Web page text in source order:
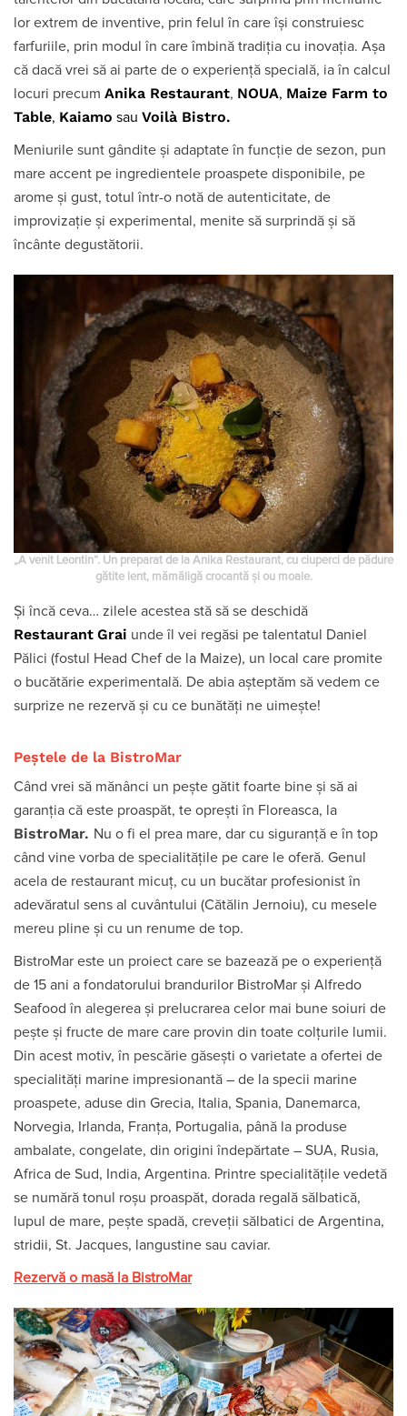
lor extrem de inventive, prin felul în care își construiesc
farfuriile, prin modul în care îmbină tradiția cu inovația. Așa
că dacă vrei să ai parte de o experiență specială, ia în calcul
locuri precum Anika Restaurant, NOUA, Maize Farm to
Table, Kaiamo sau Voilà Bistro.
Meniurile sunt gândite și adaptate în funcție de sezon, pun
mare accent pe ingredientele proaspete disponibile, pe
arome și gust, totul într-o notă de autenticitate, de
improvizație și experimental, menite să surprindă și să
încânte degustătorii.
„A venit Leontin”. Un preparat de la Anika Restaurant, cu ciuperci de pădure
gătite lent, mămăligă crocantă și ou moale.
Și încă ceva… zilele acestea stă să se deschidă
Restaurant Grai unde îl vei regăsi pe talentatul Daniel
Pălici (fostul Head Chef de la Maize), un local care promite
o bucătărie experimentală. De abia așteptăm să vedem ce
surprize ne rezervă și cu ce bunătăți ne uimește!
Peștele de la BistroMar
Când vrei să mănânci un pește gătit foarte bine și să ai
garanția că este proaspăt, te oprești în Floreasca, la
BistroMar. Nu o fi el prea mare, dar cu siguranță e în top
când vine vorba de specialitățile pe care le oferă. Genul
acela de restaurant micuț, cu un bucătar profesionist în
adevăratul sens al cuvântului (Cătălin Jernoiu), cu mesele
mereu pline și cu un renume de top.
BistroMar este un proiect care se bazează pe o experiență
de 15 ani a fondatorului brandurilor BistroMar și Alfredo
Seafood în alegerea și prelucrarea celor mai bune soiuri de
pește și fructe de mare care provin din toate colțurile lumii.
Din acest motiv, în pescărie găsești o varietate a ofertei de
specialități marine impresionantă – de la specii marine
proaspete, aduse din Grecia, Italia, Spania, Danemarca,
Norvegia, Irlanda, Franța, Portugalia, până la produse
ambalate, congelate, din origini îndepărtate – SUA, Rusia,
Africa de Sud, India, Argentina. Printre specialitățile vedetă
se numără tonul roșu proaspăt, dorada regală sălbatică,
lupul de mare, pește spadă, creveții sălbatici de Argentina,
stridii, St. Jacques, langustine sau caviar.
Rezervă o masă la BistroMar